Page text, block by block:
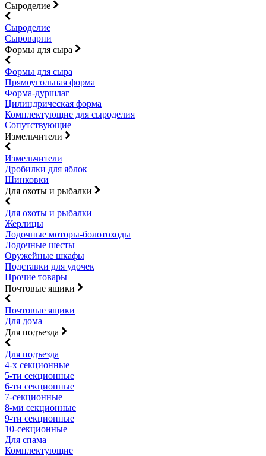
Сыроделие
Сыроделие
Сыроварни
Формы для сыра
Формы для сыра
Прямоугольная форма
Форма-дуршлаг
Цилиндрическая форма
Комплектующие для сыроделия
Сопутствующие
Измельчители
Измельчители
Дробилки для яблок
Шинковки
Для охоты и рыбалки
Для охоты и рыбалки
Жерлицы
Лодочные моторы-болотоходы
Лодочные шесты
Оружейные шкафы
Подставки для удочек
Прочие товары
Почтовые ящики
Почтовые ящики
Для дома
Для подъезда
Для подъезда
4-х секционные
5-ти секционные
6-ти секционные
7-секционные
8-ми секционные
9-ти секционные
10-секционные
Для спама
Комплектующие